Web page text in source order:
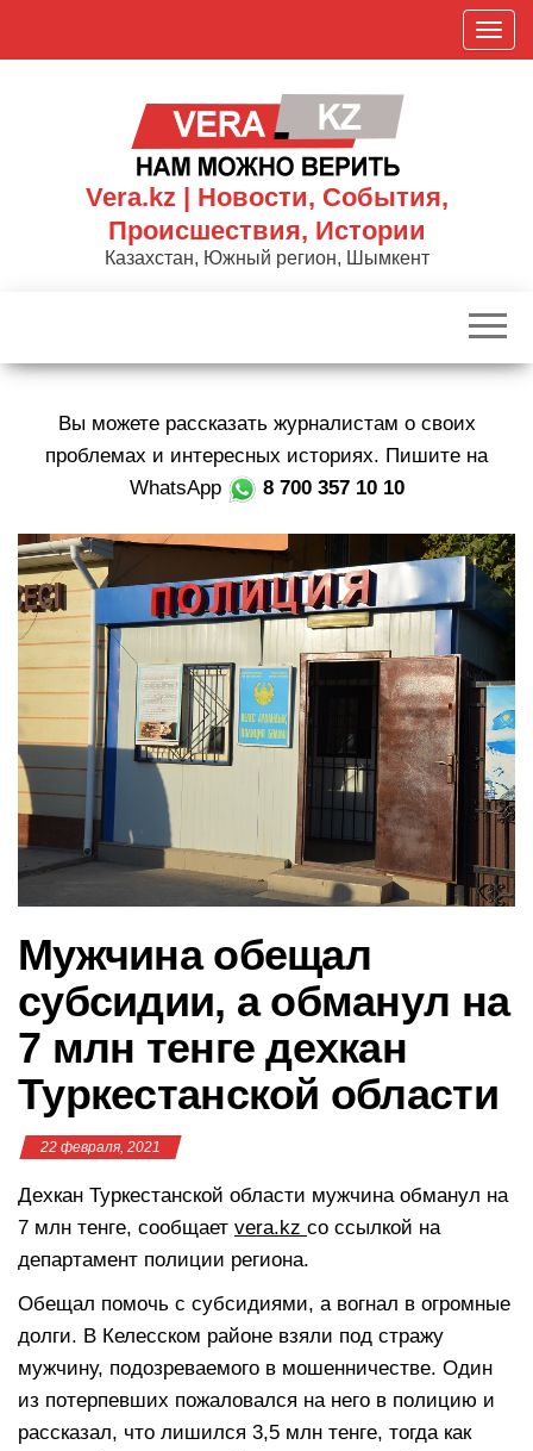
П
о
к
р
в
и
и
ю
Vera.kz | Новости, События,
Происшествия, Истории
Казахстан, Южный регион, Шымкент
Вы можете рассказать журналистам о своих
проблемах и интересных историях. Пишите на
WhatsApp
8 700 357 10 10
Мужчина обещал
субсидии, а обманул на
7 млн тенге дехкан
Туркестанской области
22 февраля, 2021
Дехкан Туркестанской области мужчина обманул на
7 млн тенге, сообщает vera.kz со ссылкой на
департамент полиции региона.
Обещал помочь с субсидиями, а вогнал в огромные
долги. В Келесском районе взяли под стражу
мужчину, подозреваемого в мошенничестве. Один
из потерпевших пожаловался на него в полицию и
рассказал, что лишился 3,5 млн тенге, тогда как